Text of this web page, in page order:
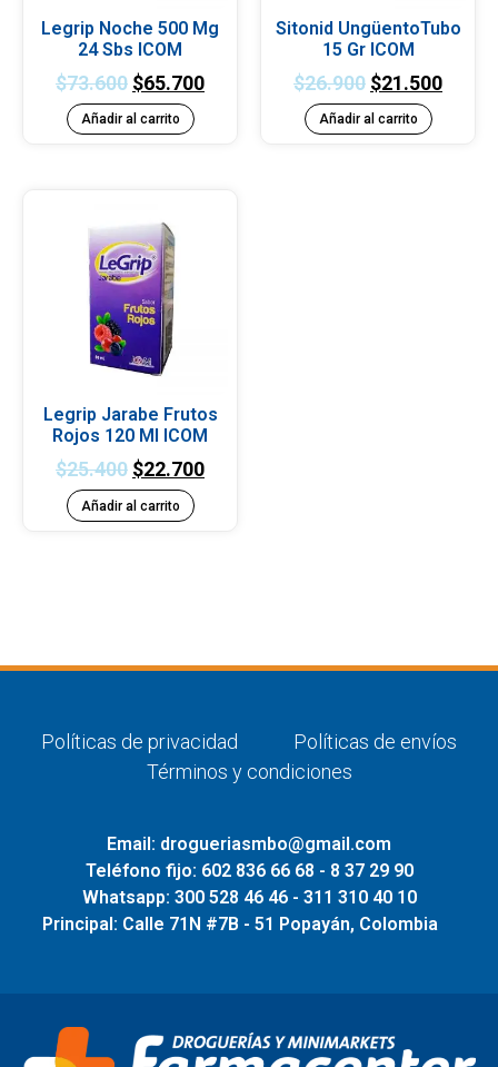
Legrip Noche 500 Mg
24 Sbs ICOM
$73.600 $65.700
Añadir al carrito
Sitonid UngüentoTubo
15 Gr ICOM
$26.900 $21.500
Añadir al carrito
Legrip Jarabe Frutos
Rojos 120 Ml ICOM
$25.400 $22.700
Añadir al carrito
Políticas de privacidad
Políticas de envíos
Términos y condiciones
Email: drogueriasmbo@gmail.com
Teléfono fijo: 602 836 66 68 - 8 37 29 90
Whatsapp: 300 528 46 46 - 311 310 40 10
Principal: Calle 71N #7B - 51 Popayán, Colombia